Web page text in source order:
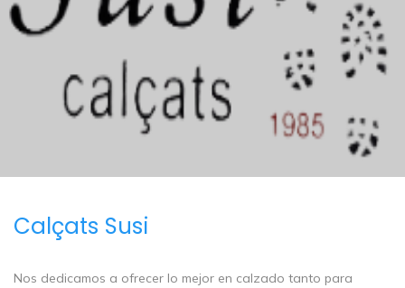
Calçats Susi
Nos dedicamos a ofrecer lo mejor en calzado tanto para